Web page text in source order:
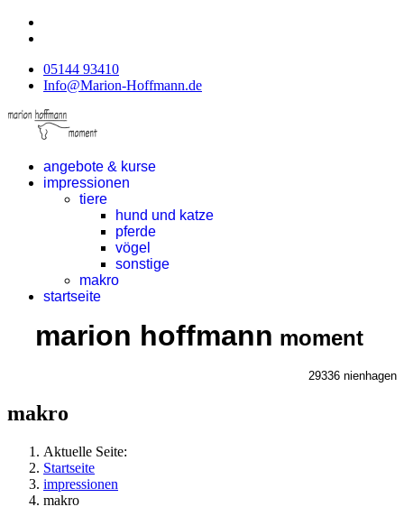
05144 93410
Info@Marion-Hoffmann.de
angebote & kurse
impressionen
tiere
hund und katze
pferde
vögel
sonstige
makro
startseite
marion hoffmann moment
29336 nienhagen
makro
Aktuelle Seite:
Startseite
impressionen
makro